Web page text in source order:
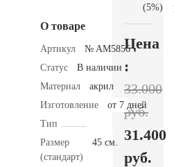
О товаре
Артикул
№ AM5856
Статус
В наличии
Материал
акрил
Изготовление
от 7 дней
Тип
Размер
(стандарт)
45 см.
(5%)
Цена
:
33.000
руб.
31.400
руб.